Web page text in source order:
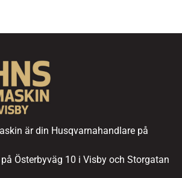
är din Husqvarnahandlare på
Österbyväg 10 i Visby och Storgatan